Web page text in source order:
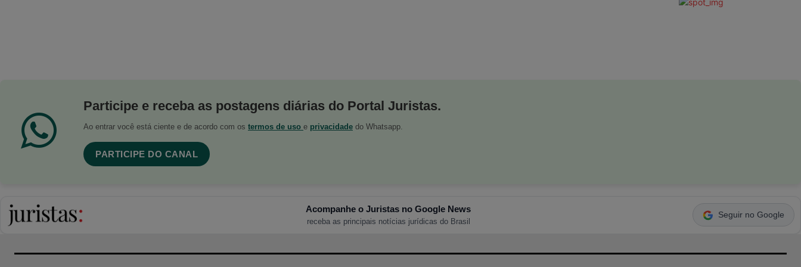
Participe e receba as postagens diárias do Portal Juristas.
Ao entrar você está ciente e de acordo com os termos de uso e privacidade do Whatsapp.
PARTICIPE DO CANAL
Acompanhe o Juristas no Google News
receba as principais notícias jurídicas do Brasil
Seguir no Google